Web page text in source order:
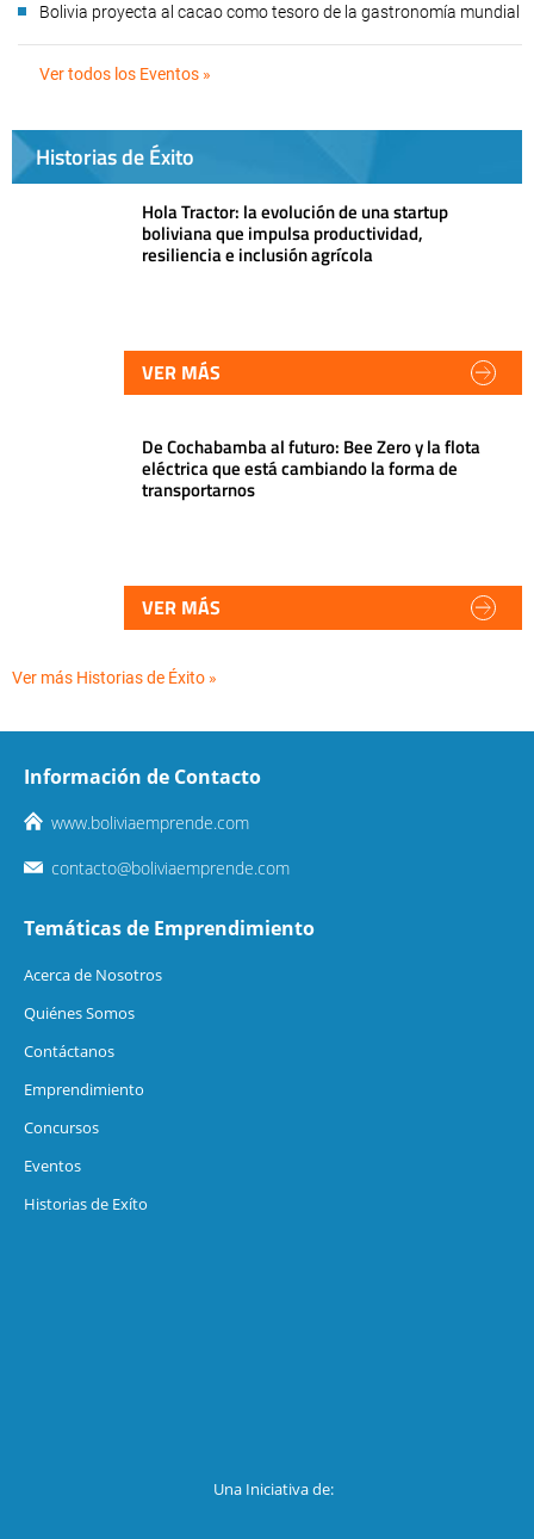
Bolivia proyecta al cacao como tesoro de la gastronomía mundial
Ver todos los Eventos »
Historias de Éxito
Hola Tractor: la evolución de una startup
boliviana que impulsa productividad,
resiliencia e inclusión agrícola
VER MÁS
De Cochabamba al futuro: Bee Zero y la flota
eléctrica que está cambiando la forma de
transportarnos
VER MÁS
Ver más Historias de Éxito »
Información de Contacto
www.boliviaemprende.com
contacto@boliviaemprende.com
Temáticas de Emprendimiento
Acerca de Nosotros
Quiénes Somos
Contáctanos
Emprendimiento
Concursos
Eventos
Historias de Exíto
Una Iniciativa de: